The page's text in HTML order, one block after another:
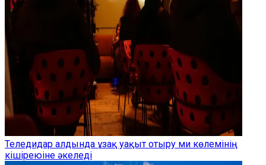
Теледидар алдында ұзақ уақыт отыру ми көлемінің
кішіреюіне әкеледі